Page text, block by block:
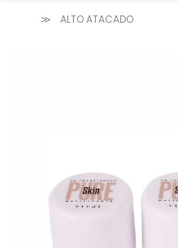
ALTO ATACADO